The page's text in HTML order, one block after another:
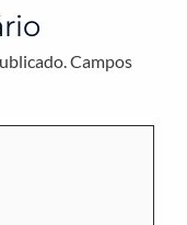
Campos